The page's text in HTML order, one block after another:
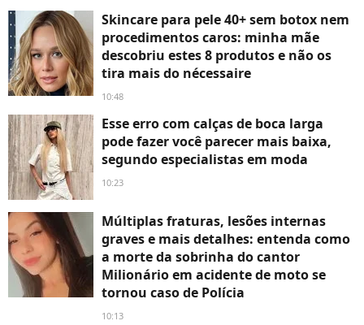
Skincare para pele 40+ sem botox nem
procedimentos caros: minha mãe
descobriu estes 8 produtos e não os
tira mais do nécessaire
10:48
Esse erro com calças de boca larga
pode fazer você parecer mais baixa,
segundo especialistas em moda
10:23
Múltiplas fraturas, lesões internas
graves e mais detalhes: entenda como
a morte da sobrinha do cantor
Milionário em acidente de moto se
tornou caso de Polícia
10:13